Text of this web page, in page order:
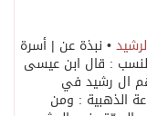
• نبذة عن | أسرة
: قال ابن عيسى
ال رشيد في
الذهبية : ومن